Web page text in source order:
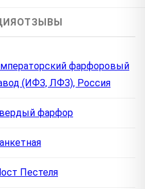
ОТЗЫВЫ
фарфоровый
(ИФЗ, ЛФЗ), Россия
фарфор
Пестеля